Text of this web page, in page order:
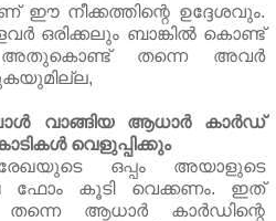
നീക്കത്തിന്റെ ഉദ്ദേശവും.
ഒരിക്കലും ബാങ്കില്‍ കൊണ്ട്
അതുകൊണ്ട് തന്നെ അവര്‍
വാങ്ങിയ ആധാര്‍ കാര്‍ഡ്
വെളുപ്പിക്കും
രേഖയുടെ ഒപ്പം അയാളുടെ
ഫോം കൂടി വെക്കണം. ഇത്
തന്നെ ആധാര്‍ കാര്‍ഡിന്റെ